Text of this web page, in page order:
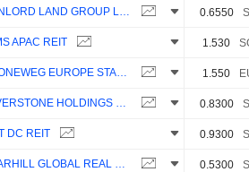
YANLORD LAND GROUP LIMITED 0.6550
APAC REIT 1.530
STONEWEG EUROPE STAPLED TRUST 1.550
RIVERSTONE HOLDINGS LIMITED 0.8300
DC REIT 0.9300
STARHILL GLOBAL REAL ESTATE INVESTMENT TRUST 0.5300